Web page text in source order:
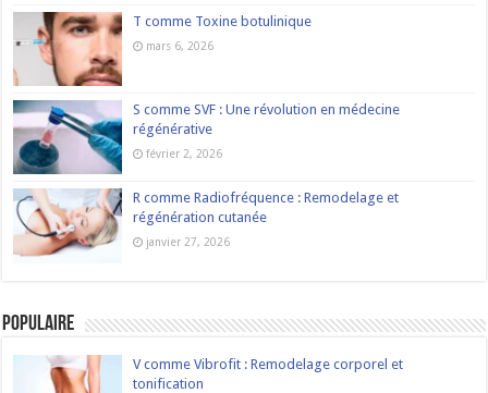
T comme Toxine botulinique
mars 6, 2026
S comme SVF : Une révolution en médecine
régénérative
février 2, 2026
R comme Radiofréquence : Remodelage et
régénération cutanée
janvier 27, 2026
Populaire
V comme Vibrofit : Remodelage corporel et
tonification